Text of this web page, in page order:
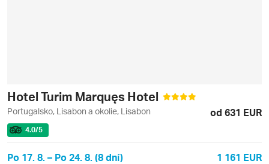
Hotel Turim Marquęs Hotel
Portugalsko, Lisabon a okolie, Lisabon od 631 EUR
4.0/5
Po 17. 8. – Po 24. 8. (8 dní) 1 161 EUR